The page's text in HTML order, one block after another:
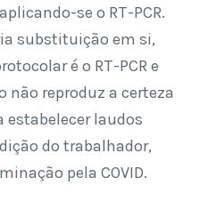
se o RT-PCR.
substituição em si,
é o RT-PCR e
não reproduz a certeza
estabelecer laudos
do trabalhador,
pela COVID.